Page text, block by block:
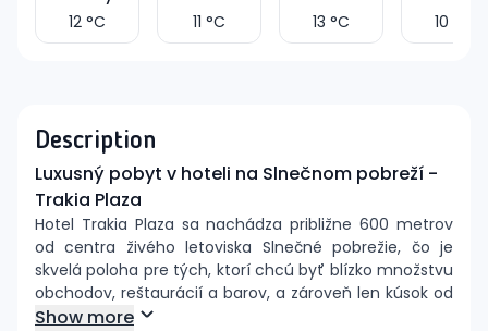
12 °C
11 °C
13 °C
10
Description
Luxusný pobyt v hoteli na Slnečnom pobreží -
Trakia Plaza
Hotel Trakia Plaza sa nachádza približne 600 metrov
od centra živého letoviska Slnečné pobrežie, čo je
skvelá poloha pre tých, ktorí chcú byť blízko množstvu
obchodov, reštaurácií a barov, a zároveň len kúsok od
promenády lemujúcej pobrežie. Letisko Burgas je
Show more